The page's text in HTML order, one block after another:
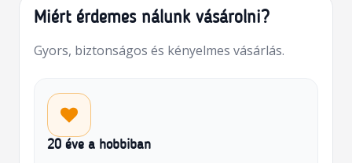
Miért érdemes nálunk vásárolni?
Gyors, biztonságos és kényelmes vásárlás.
20 éve a hobbiban